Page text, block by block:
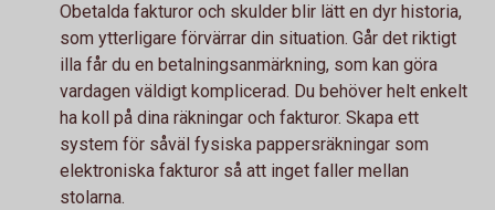
Obetalda fakturor och skulder blir lätt en dyr historia,
som ytterligare förvärrar din situation. Går det riktigt
illa får du en betalningsanmärkning, som kan göra
vardagen väldigt komplicerad. Du behöver helt enkelt
ha koll på dina räkningar och fakturor. Skapa ett
system för såväl fysiska pappersräkningar som
elektroniska fakturor så att inget faller mellan
stolarna.